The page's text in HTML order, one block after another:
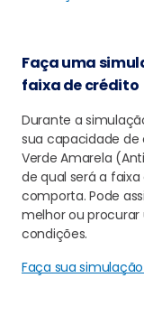
Faça uma
faixa de crédito
Durante a
sua capacidade de
Verde Amarela
de qual será a
comporta. Pode
melhor ou procurar
condições.
Faça sua